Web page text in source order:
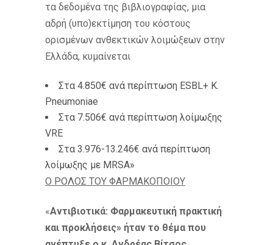
τα δεδομένα της βιβλιογραφίας, μια
αδρή (υπο)εκτίμηση του κόστους
ορισμένων ανθεκτικών λοιμώξεων στην
Ελλάδα, κυμαίνεται
Στα 4.850€ ανά περίπτωση ESBL+ K.
Pneumoniae
Στα 7.506€ ανά περίπτωση λοίμωξης
VRE
Στα 3.976-13.246€ ανά περίπτωση
λοίμωξης με MRSA»
Ο ΡΟΛΟΣ ΤΟΥ ΦΑΡΜΑΚΟΠΟΙΟΥ
«Αντιβιοτικά: Φαρμακευτική πρακτική
και προκλήσεις» ήταν το θέμα που